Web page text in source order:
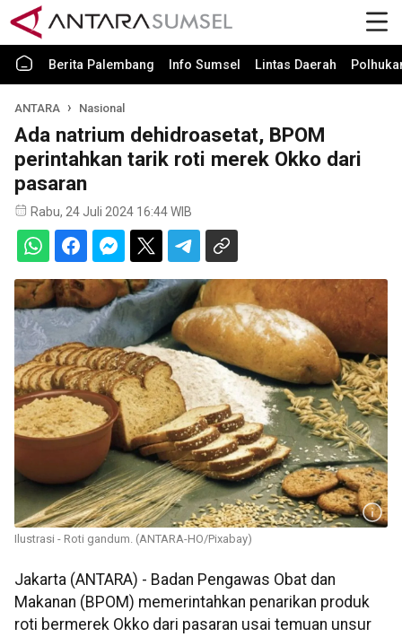
Berita Palembang Info Sumsel Lintas Daerah
ANTARA Nasional
Ada natrium dehidroasetat, BPOM
perintahkan tarik roti merek Okko dari
pasaran
Rabu, 24 Juli 2024 16:44 WIB
Ilustrasi - Roti gandum. (ANTARA-HO/Pixabay)
Jakarta (ANTARA) - Badan Pengawas Obat dan
Makanan (BPOM) memerintahkan penarikan produk
roti bermerek Okko dari pasaran usai temuan unsur